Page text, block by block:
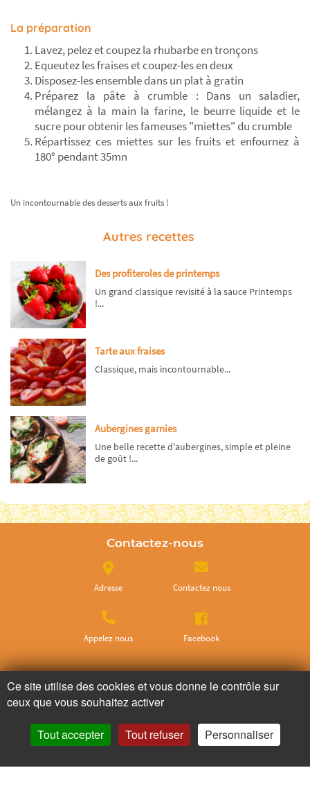
La préparation
Lavez, pelez et coupez la rhubarbe en tronçons
Equeutez les fraises et coupez-les en deux
Disposez-les ensemble dans un plat à gratin
Préparez la pâte à crumble : Dans un saladier,
mélangez à la main la farine, le beurre liquide et le
sucre pour obtenir les fameuses "miettes" du crumble
Répartissez ces miettes sur les fruits et enfournez à
180° pendant 35mn
Un incontournable des desserts aux fruits !
Autres recettes
Des profiteroles de printemps
Un grand classique revisité à la sauce Printemps
!...
Tarte aux fraises
Classique, mais incontournable...
Aubergines garnies
Une belle recette d'aubergines, simple et pleine
de goût !...
Contactez-nous
Adresse Contactez nous
Appelez nous Facebook
Ne ratez plus rien,
Abonnez-vous à notre newsletter
Ce site utilise des cookies et vous donne le contrôle sur
ceux que vous souhaitez activer
Tout accepter Tout refuser Personnaliser